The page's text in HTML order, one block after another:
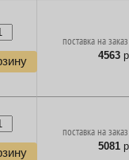
поставка на
4563
поставка на
5081